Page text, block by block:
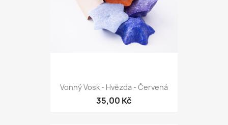
Vonný Vosk - Hvězda - Červená
35,00 Kč